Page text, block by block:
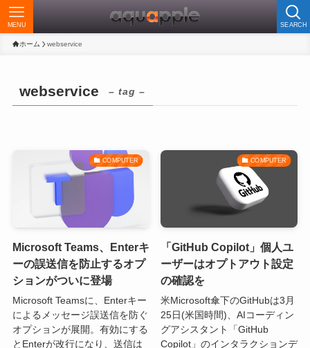
SEARCH
MENU
ホーム webservice
webservice – tag –
COMPUTER
Microsoft Teams、Enterキ
ーの誤送信を防止するオプ
ションがついに登場
Microsoft Teamsに、Enterキー
によるメッセージ誤送信を防ぐ
オプションが展開。有効にする
とEnterが改行になり、送信は
COMPUTER
「GitHub Copilot」個人ユ
ーザーはオプトアウト設定
の確認を
米Microsoft傘下のGitHubは3月
25日(米国時間)、AIコーディン
グアシスタント「GitHub
Copilot」のインタラクションデ